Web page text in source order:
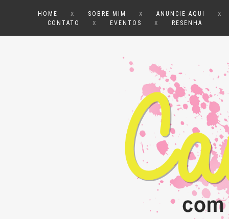
HOME x SOBRE MIM x ANUNCIE AQUI x
CONTATO x EVENTOS x RESENHA